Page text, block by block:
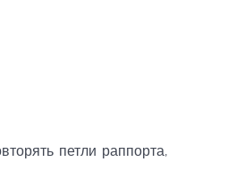
петли раппорта,